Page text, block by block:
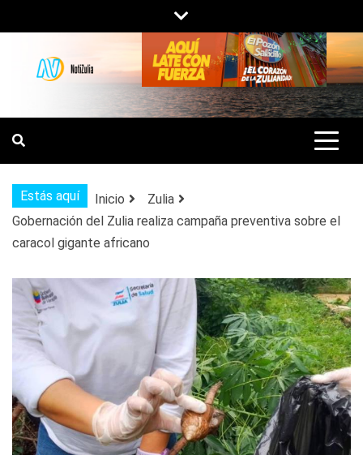
al
contenido
NOTIZULIA
NOTICIAS DEL ZULIA, VENEZUELA Y
DE INTERÉS GENERAL.
Estás aquí Inicio
Zulia
Gobernación del Zulia realiza campaña preventiva sobre el
caracol gigante africano